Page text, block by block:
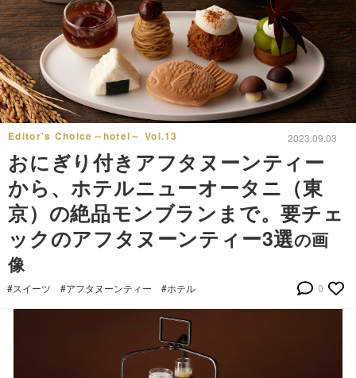
Editor's Choice～hotel～ Vol.13 2023.09.03
おにぎり付きアフタヌーンティー
から、ホテルニューオータニ（東
京）の絶品モンブランまで。要チェ
ックのアフタヌーンティー3選の画
像
#スイーツ #アフタヌーンティー #ホテル 0